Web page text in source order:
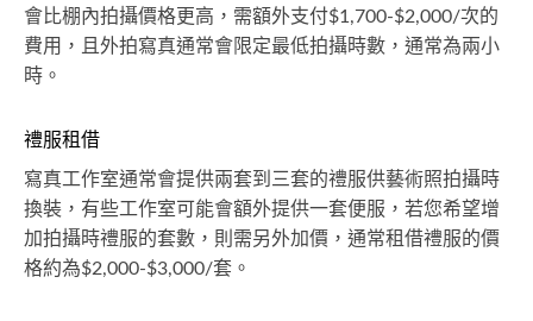
會比棚內拍攝價格更高，需額外支付$1,700-$2,000/次的
費用，且外拍寫真通常會限定最低拍攝時數，通常為兩小
時。
禮服租借
寫真工作室通常會提供兩套到三套的禮服供藝術照拍攝時
換裝，有些工作室可能會額外提供一套便服，若您希望增
加拍攝時禮服的套數，則需另外加價，通常租借禮服的價
格約為$2,000-$3,000/套。